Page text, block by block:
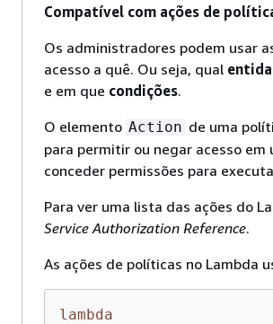
Compatível com ações de
Os administradores podem usar
acesso a quê. Ou seja, qual
e em que condições.
O elemento Action de uma
para permitir ou negar acesso
conceder permissões para
Para ver uma lista das ações do
Service Authorization Reference.
As ações de políticas no Lambda
lambda